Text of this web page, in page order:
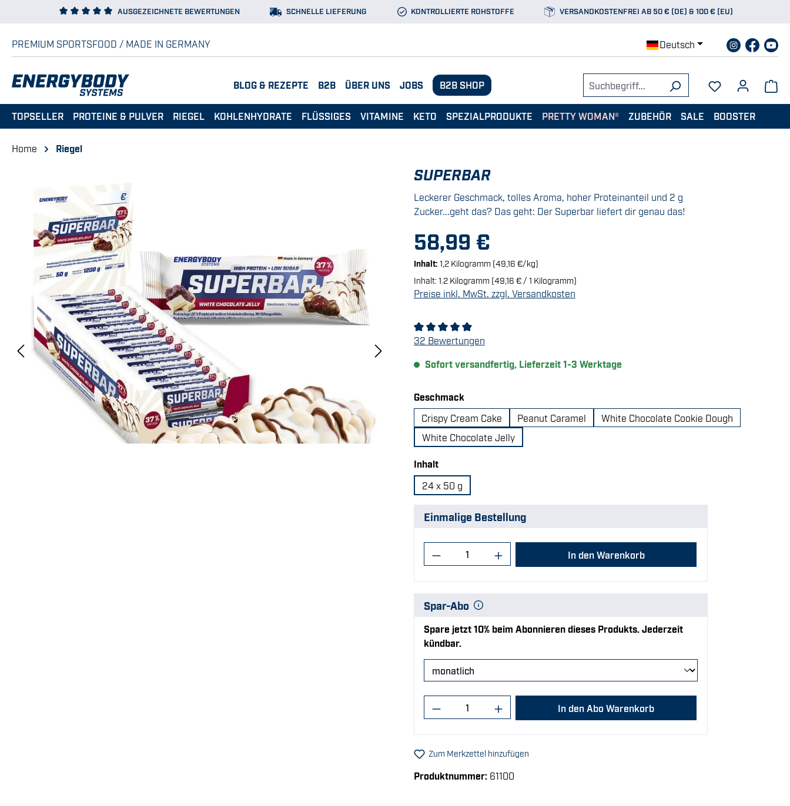
Hauptinhalt springen
Zur Suche springen
Zur Hauptnavigation springenAUSGEZEICHNETE BEWERTUNGEN SCHNELLE LIEFERUNG KONTROLLIERTE ROHSTOFFE VERSANDKOSTENFREI AB 50 € (DE) & 100 € (EU)
PREMIUM SPORTSFOOD / MADE IN GERMANY Deutsch
BLOG & REZEPTE B2B ÜBER UNS JOBS B2B SHOP
TOPSELLER PROTEINE & PULVER RIEGEL KOHLENHYDRATE FLÜSSIGES VITAMINE KETO SPEZIALPRODUKTE PRETTY WOMAN® ZUBEHÖR SALE BOOSTER
Home
Riegel
SUPERBAR
Leckerer Geschmack, tolles Aroma, hoher Proteinanteil und 2 g
Zucker...geht das? Das geht: Der Superbar liefert dir genau das!
58,99 €
Inhalt: 1,2 Kilogramm (49,16 €/kg)
Inhalt:1.2 Kilogramm (49,16 € / 1 Kilogramm)
Preise inkl. MwSt. zzgl. Versandkosten
Durchschnittliche Bewertung von 4.97 von 5 Sternen
32 Bewertungen
Sofort versandfertig, Lieferzeit 1-3 Werktage
Geschmackauswählen
Crispy Cream Cake
Peanut Caramel
White Chocolate Cookie Dough
White Chocolate Jelly
Inhaltauswählen
24 x 50 g
Einmalige Bestellung
Produkt Anzahl: Gib den gewünschten Wert ein oder
In den Warenkorb
Spar-Abo
Spare jetzt 10% beim Abonnieren dieses Produkts. Jederzeit
kündbar.
Produkt Anzahl: Gib den gewünschten Wert ein oder
In den Abo Warenkorb
Zum Merkzettel hinzufügen
Produktnummer: 61100